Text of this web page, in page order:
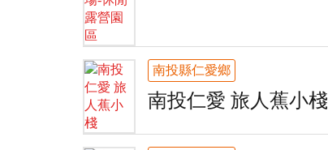
南投縣仁愛鄉
南投仁愛 旅人蕉小棧